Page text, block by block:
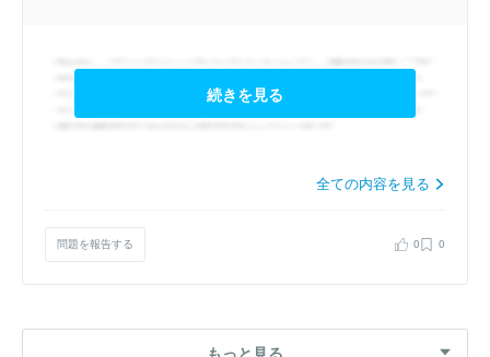
続きを見る
全ての内容を見る
問題を報告する 0 0